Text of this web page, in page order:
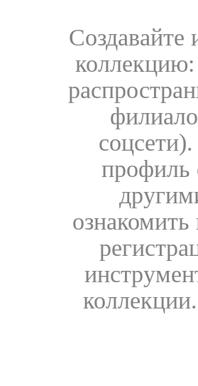
коллекцию:
профиль